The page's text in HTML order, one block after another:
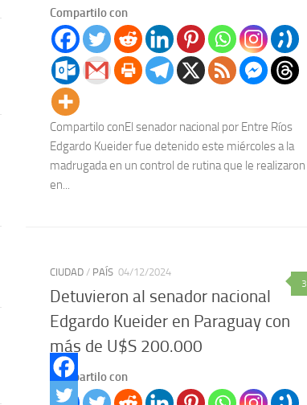
Compartilo con
Compartilo conEl senador nacional por Entre Ríos
Edgardo Kueider fue detenido este miércoles a la
madrugada en un control de rutina que le realizaron
en...
3
CIUDAD / PAÍS 04/12/2024
Detuvieron al senador nacional
Edgardo Kueider en Paraguay con
más de U$S 200.000
Compartilo con